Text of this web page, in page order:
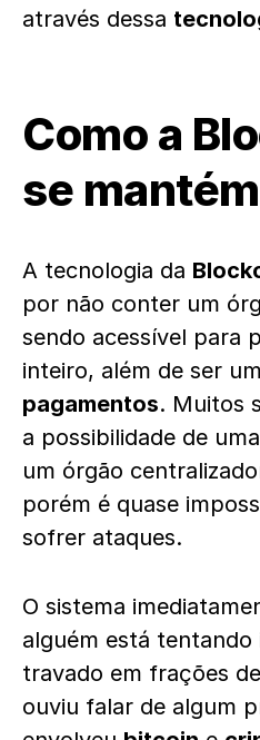
através dessa
Como a
se
A tecnologia da
por não conter um
sendo acessível para
inteiro, além de ser
pagamentos. Muitos
a possibilidade de
um órgão
porém é quase
sofrer ataques.
O sistema
alguém está
travado em frações
ouviu falar de algum